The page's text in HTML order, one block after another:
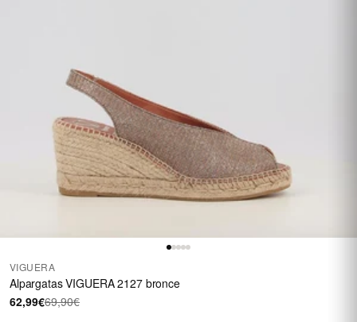
VIGUERA
Alpargatas VIGUERA 2127 bronce
62,99€69,90€